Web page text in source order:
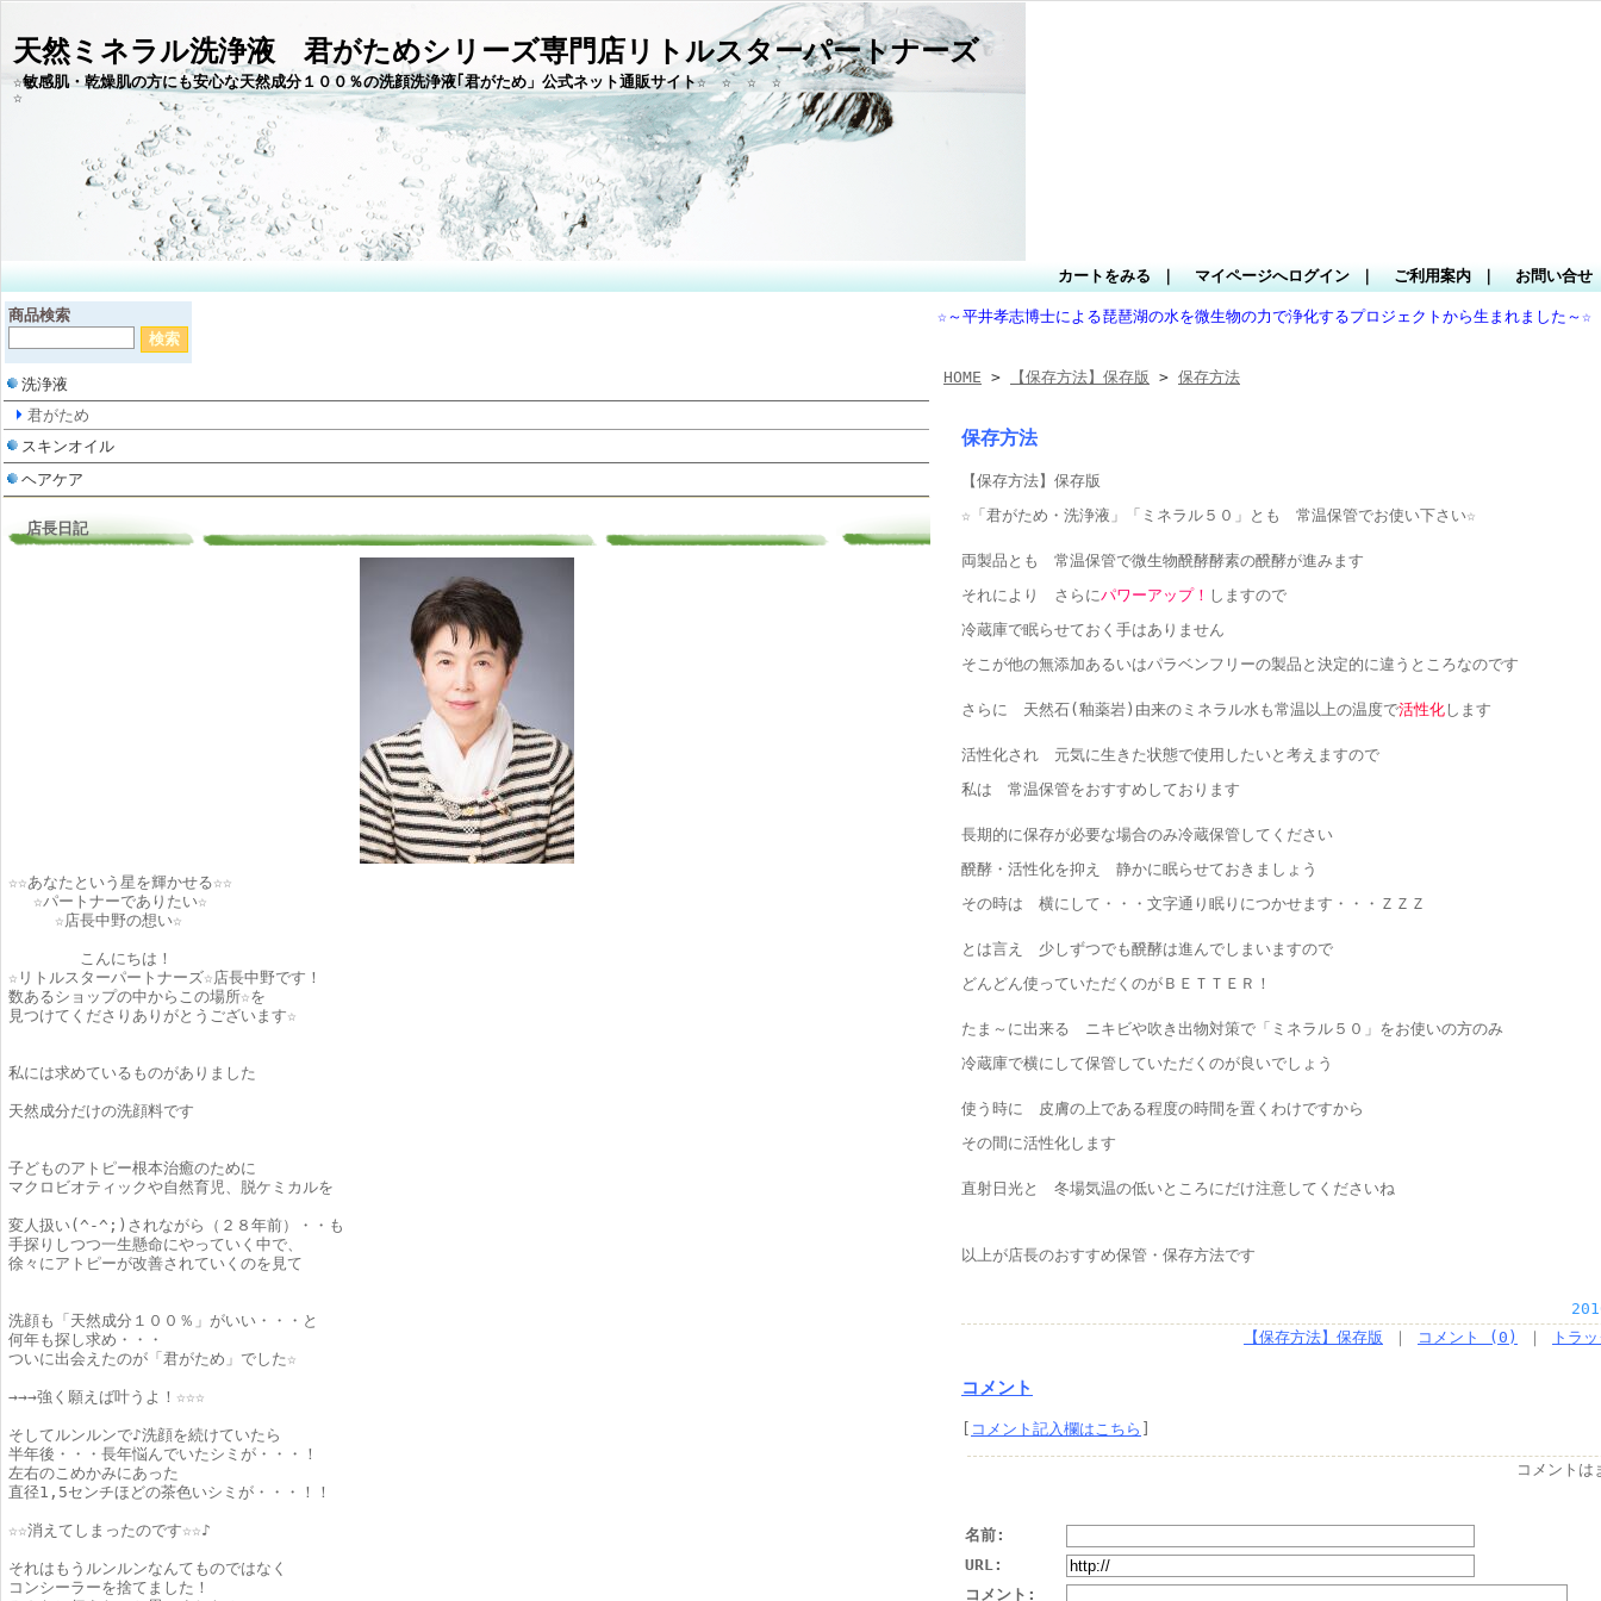
天然ミネラル洗浄液 君がためシリーズ専門店リトルスターパートナーズ
☆敏感肌・乾燥肌の方にも安心な天然成分１００％の洗顔洗浄液｢君がため」公式ネット通販サイト☆ ☆ ☆ ☆
カートをみる マイページへログイン ご利用案内 お問い合せ
商品検索
洗浄液
君がため
スキンオイル
ヘアケア
店長日記
☆☆あなたという星を輝かせる☆☆
☆パートナーでありたい☆
☆店長中野の想い☆
こんにちは！
☆リトルスターパートナーズ☆店長中野です！
数あるショップの中からこの場所☆を
見つけてくださりありがとうございます☆
私には求めているものがありました
天然成分だけの洗顔料です
子どものアトピー根本治癒のために
マクロビオティックや自然育児、脱ケミカルを
変人扱い(^-^;)されながら（２８年前）・・も
手探りしつつ一生懸命にやっていく中で、
徐々にアトピーが改善されていくのを見て
洗顔も「天然成分１００％」がいい・・・と
何年も探し求め・・・
ついに出会えたのが「君がため」でした☆
→→→強く願えば叶うよ！☆☆☆
そしてルンルンで♪洗顔を続けていたら
半年後・・・長年悩んでいたシミが・・・！
左右のこめかみにあった
直径1,5センチほどの茶色いシミが・・・！！
☆☆消えてしまったのです☆☆♪
それはもうルンルンなんてものではなく
コンシーラーを捨てました！
☆～平井孝志博士による琵琶湖の水を微生物の力で浄化するプロジェクトから生まれました～☆
HOME > 【保存方法】保存版 > 保存方法
保存方法
【保存方法】保存版
☆「君がため・洗浄液」「ミネラル５０」とも 常温保管でお使い下さい☆
両製品とも 常温保管で微生物醗酵酵素の醗酵が進みます
それにより さらにパワーアップ！ しますので
冷蔵庫で眠らせておく手はありません
そこが他の無添加あるいはパラベンフリーの製品と決定的に違うところなのです
さらに 天然石(釉薬岩)由来のミネラル水も常温以上の温度で活性化 します
活性化され 元気に生きた状態で使用したいと考えますので
私は 常温保管をおすすめしております
長期的に保存が必要な場合のみ冷蔵保管してください
醗酵・活性化を抑え 静かに眠らせておきましょう
その時は 横にして・・・文字通り眠りにつかせます・・・ＺＺＺ
とは言え 少しずつでも醗酵は進んでしまいますので
どんどん使っていただくのがＢＥＴＴＥＲ！
たま～に出来る ニキビや吹き出物対策で「ミネラル５０」をお使いの方のみ
冷蔵庫で横にして保管していただくのが良いでしょう
使う時に 皮膚の上である程度の時間を置くわけですから
その間に活性化します
直射日光と 冬場気温の低いところにだけ注意してくださいね
以上が店長のおすすめ保管・保存方法です
【保存方法】保存版 ｜ コメント (0) ｜ トラ
コメント
コメント記入欄はこちら
コメントは
名前:
URL:
コメント: